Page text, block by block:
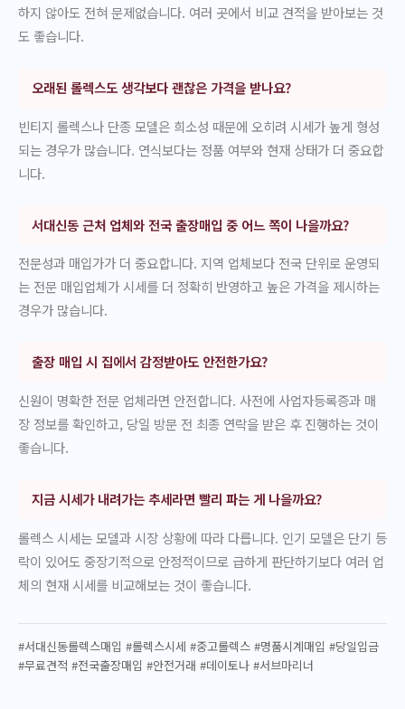
하지 않아도 전혀 문제없습니다. 여러 곳에서 비교 견적을 받아보는 것
도 좋습니다.
오래된 롤렉스도 생각보다 괜찮은 가격을 받나요?
빈티지 롤렉스나 단종 모델은 희소성 때문에 오히려 시세가 높게 형성
되는 경우가 많습니다. 연식보다는 정품 여부와 현재 상태가 더 중요합
니다.
서대신동 근처 업체와 전국 출장매입 중 어느 쪽이 나을까요?
전문성과 매입가가 더 중요합니다. 지역 업체보다 전국 단위로 운영되
는 전문 매입업체가 시세를 더 정확히 반영하고 높은 가격을 제시하는
경우가 많습니다.
출장 매입 시 집에서 감정받아도 안전한가요?
신원이 명확한 전문 업체라면 안전합니다. 사전에 사업자등록증과 매
장 정보를 확인하고, 당일 방문 전 최종 연락을 받은 후 진행하는 것이
좋습니다.
지금 시세가 내려가는 추세라면 빨리 파는 게 나을까요?
롤렉스 시세는 모델과 시장 상황에 따라 다릅니다. 인기 모델은 단기 등
락이 있어도 중장기적으로 안정적이므로 급하게 판단하기보다 여러 업
체의 현재 시세를 비교해보는 것이 좋습니다.
#서대신동롤렉스매입 #롤렉스시세 #중고롤렉스 #명품시계매입 #당일입금
#무료견적 #전국출장매입 #안전거래 #데이토나 #서브마리너